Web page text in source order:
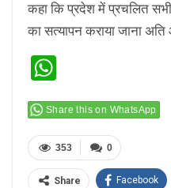
कहा कि प्रदेश में प्रचलित
का सत्यापन कराया जाना
Share this on WhatsApp
0
353
Share Facebook